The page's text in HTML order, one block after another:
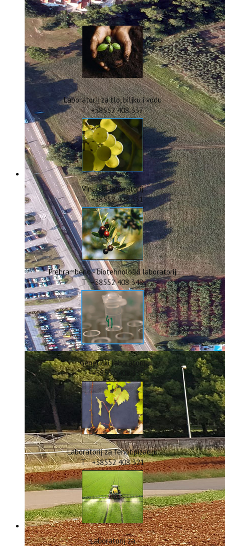
CONSUMLESS PLUS
IstraOILFest
ARHIVA PROJEKATA
IstraECOinclusive
Izdavačka djelatnost
Izbor u znanstvena zvanja
Dokumenti
Statut
Strategija
CIP
Pravo na pristup informacijama
Zaštita osobnih podataka
Godišnji izvještaj
Javna nabava
Natječaji za radna mjesta
Zakonodavni okvir
Akti Instituta
Linkovi
Kontakt
webmail
Popularizacija znanosti
ERASMUS+
HyPro4ST
DIGIAGRI
GreenTea
CIRCOLIVE
Laboratorij za tlo, biljku i vodu
T: +38552 408 337
Vinarski laboratorij
T: +38552 408 331
Prehrambeno - biotehnološki laboratorij
T: +38552 408 348
Genetički laboratorij
T: +38552 408 336
Laboratorij za fenotipizaciju
T: +38552 408 321
Laboratorij za